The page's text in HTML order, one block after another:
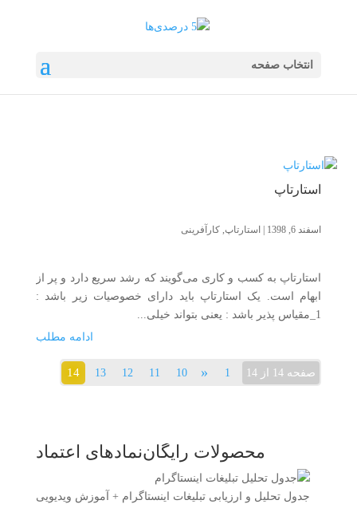
انتخاب صفحه
استارتاپ
اسفند 6, 1398 استارتاپ, کارآفرینی
استارتاپ به کسب و کاری می‌گویند که رشد سریع دارد و پر از
ابهام است. یک استارتاپ باید دارای خصوصیات زیر باشد :
1_مقیاس پذیر باشد : یعنی بتواند خیلی...
ادامه مطلب
صفحه 14 از 14 1
«
10
11
12
13
14
نمادهای اعتمادمحصولات رایگان
جدول تحلیل و ارزیابی تبلیغات اینستاگرام + آموزش ویدیویی